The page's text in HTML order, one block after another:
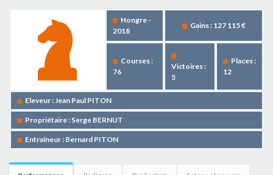
Hongre -
2018
Gains : 127 115 €
Courses :
76
Victoires :
5
Places :
12
Eleveur : Jean Paul PITON
Propriétaire : Serge BERNUT
Entraîneur : Bernard PITON